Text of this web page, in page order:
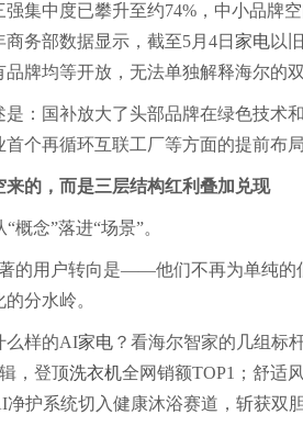
强集中度已攀升至约74%，中小品牌
务部数据显示，截至5月4日 家电以
牌均等开放，无法单独解释海尔的双
是：国补放大了头部品牌在绿色技
个再循环互联工厂等方面的提前布
来的，而是三层结构红利叠加兑现
概念”落进“场景”。
的用户转向是——他们不再为单纯的
分水岭。
么样的AI家电 ？看海尔智家的几组标
，登顶洗衣机全网销额TOP1；舒适
护系统切入健康沐浴赛道，斩获双